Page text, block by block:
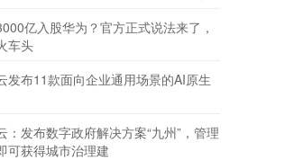
亿入股华为？官方正式说法来了，
车头
发布11款面向企业通用场景的AI原生
：发布数字政府解决方案“九州”，管理
可获得城市治理建